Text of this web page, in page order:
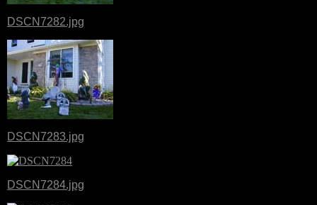
DSCN7282.jpg
DSCN7283.jpg
DSCN7284.jpg